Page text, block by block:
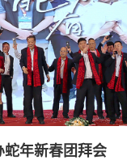
年新春团拜会